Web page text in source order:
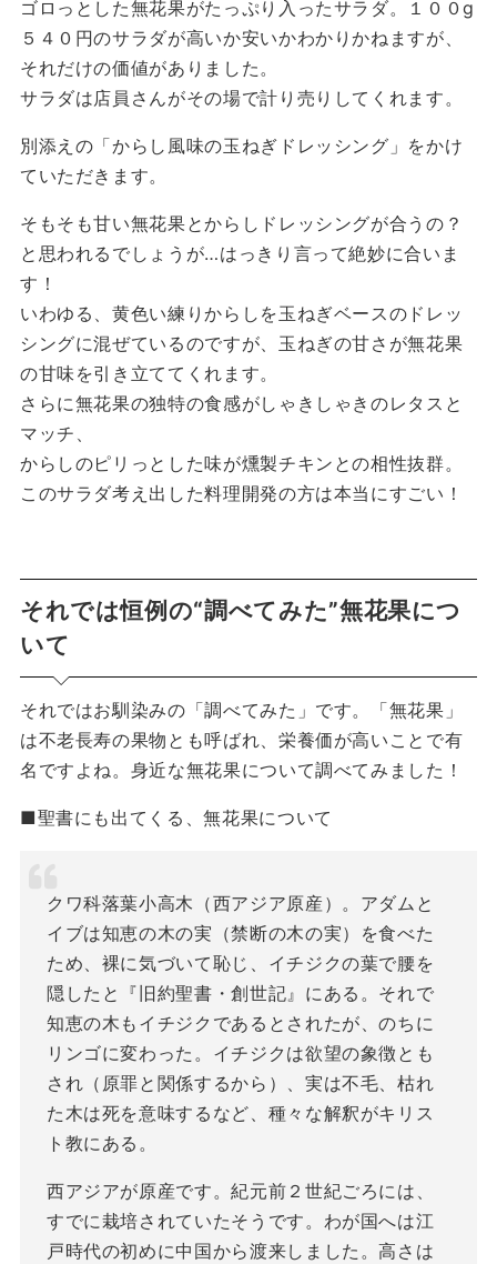
ゴロっとした無花果がたっぷり入ったサラダ。１００g
５４０円のサラダが高いか安いかわかりかねますが、
それだけの価値がありました。
サラダは店員さんがその場で計り売りしてくれます。
別添えの「からし風味の玉ねぎドレッシング」をかけ
ていただきます。
そもそも甘い無花果とからしドレッシングが合うの？
と思われるでしょうが…はっきり言って絶妙に合いま
す！
いわゆる、黄色い練りからしを玉ねぎベースのドレッ
シングに混ぜているのですが、玉ねぎの甘さが無花果
の甘味を引き立ててくれます。
さらに無花果の独特の食感がしゃきしゃきのレタスと
マッチ、
からしのピリっとした味が燻製チキンとの相性抜群。
このサラダ考え出した料理開発の方は本当にすごい！
それでは恒例の“調べてみた”無花果につ
いて
それではお馴染みの「調べてみた」です。「無花果」
は不老長寿の果物とも呼ばれ、栄養価が高いことで有
名ですよね。身近な無花果について調べてみました！
■聖書にも出てくる、無花果について
クワ科落葉小高木（西アジア原産）。アダムと
イブは知恵の木の実（禁断の木の実）を食べた
ため、裸に気づいて恥じ、イチジクの葉で腰を
隠したと『旧約聖書・創世記』にある。それで
知恵の木もイチジクであるとされたが、のちに
リンゴに変わった。イチジクは欲望の象徴とも
され（原罪と関係するから）、実は不毛、枯れ
た木は死を意味するなど、種々な解釈がキリス
ト教にある。
西アジアが原産です。紀元前２世紀ごろには、
すでに栽培されていたそうです。わが国へは江
戸時代の初めに中国から渡来しました。高さは